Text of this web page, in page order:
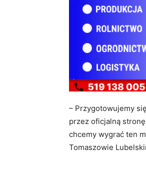
– Przygotowujemy
przez oficjalną
chcemy wygrać ten
Tomaszowie